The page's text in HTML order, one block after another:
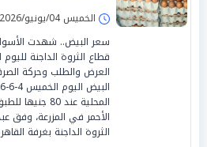
الخميس 04/يونيو/2026 - 10:30 ص
سعر البيض.. شهدت
قطاع الثروة الداجنة
العرض والطلب وحركة
الأحمر في المزرعة، وفق
الثروة الداجنة بغرفة